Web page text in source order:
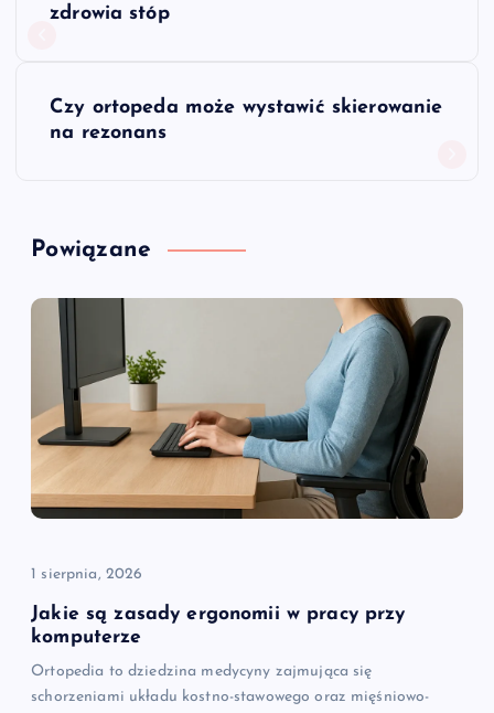
a
c
w
p
s
u
zdrowia stóp
Czy ortopeda może wystawić skierowanie
na rezonans
Powiązane
1 sierpnia, 2026
Jakie są zasady ergonomii w pracy przy
komputerze
Ortopedia to dziedzina medycyny zajmująca się
schorzeniami układu kostno-stawowego oraz mięśniowo-